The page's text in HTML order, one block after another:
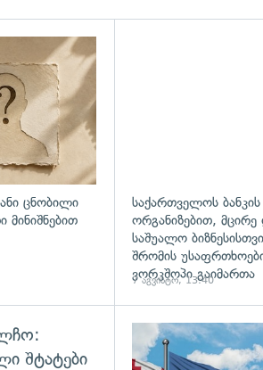
ცნობილი
მინიშნებით
საქართველოს ბანკის
ორგანიზებით, მცირე
საშუალო
შრომის
ვორკშოპი გაიმართა
7 აგვისტო, 13:40
შტატები